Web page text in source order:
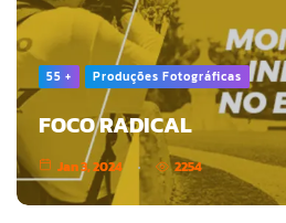
55 + Produções Fotográficas
FOCO RADICAL
Jan 3, 2024 2254